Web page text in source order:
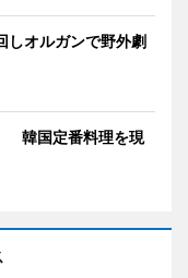
オルガンで野外劇
韓国定番料理を現